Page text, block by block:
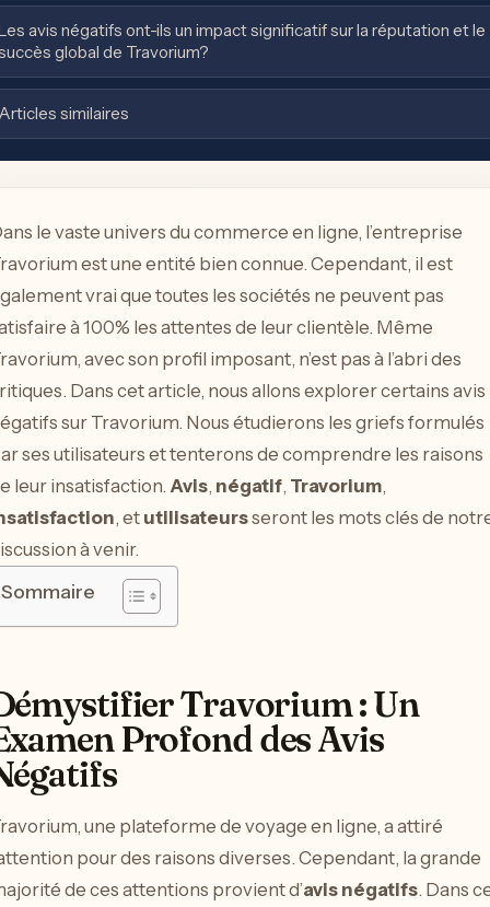
avis négatifs ont-ils un impact significatif sur la réputation et le
global de Travorium?
similaires
le vaste univers du commerce en ligne, l’entreprise
est une entité bien connue. Cependant, il est
vrai que toutes les sociétés ne peuvent pas
à 100% les attentes de leur clientèle. Même
avec son profil imposant, n’est pas à l’abri des
Dans cet article, nous allons explorer certains avis
sur Travorium. Nous étudierons les griefs formulés
ses utilisateurs et tenterons de comprendre les raisons
leur insatisfaction. Avis, négatif, Travorium,
, et utilisateursseront les mots clés de
à venir.
Sommaire
Travorium : Un
Profond des Avis
une plateforme de voyage en ligne, a attiré
pour des raisons diverses. Cependant, la grande
de ces attentions provient d’avis négatifs. Dans